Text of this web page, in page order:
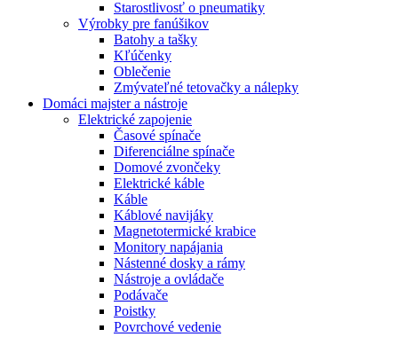
Starostlivosť o pneumatiky
Výrobky pre fanúšikov
Batohy a tašky
Kľúčenky
Oblečenie
Zmývateľné tetovačky a nálepky
Domáci majster a nástroje
Elektrické zapojenie
Časové spínače
Diferenciálne spínače
Domové zvončeky
Elektrické káble
Káble
Káblové navijáky
Magnetotermické krabice
Monitory napájania
Nástenné dosky a rámy
Nástroje a ovládače
Podávače
Poistky
Povrchové vedenie